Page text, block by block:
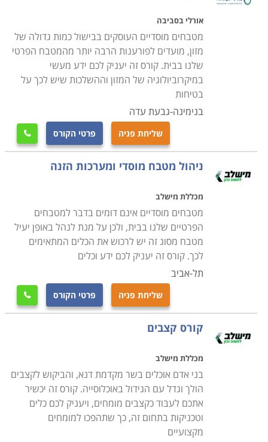
חוקים והיתרים, טריות ותברואה, תרבות האוכל בארץ ובעולם
ועוד שפע נושאים מגוונים הקשורים לתחום הקולינריה
מי קהל היעד לקורס
הלימודים מתאימים במיוחד לאלו העושים צעדים ראשונים
בתחומי האירוח, הקולינריה והמסעדנות, כמו יזמים
המעוניינים להקים ולנהל עסק בענף, זכיינים חדשים
ברשתות ואלה המעוניינים לפתוח בתי קפה, ברים
וקונדיטוריות. הקורס הזה מתאים גם לבעלי עסקים פעילים.
בקורס יילמדו גם איתור מקומות לפתיחת העסק, מאפייני
צריכה, כיצד לבנות תפריט מיוחד למסעדות, ופרמטרים
כלכליים כמו שיטות לרווחיות, תמחור, עלויות ועוד. גם נהלים
ושיטות נלמדים בקורס, טיפול במשאבי האנוש, הגדרת
תפקידים, שיטות בקרה, מעקב איכויות, נהלים של פתיחת
משמרת, ונהלים של פתיחת מטבח.
מה עוד נלמד במסלול
בקורס נלמדות הדרכים והצרכים החיוניים לשם השגת רישוי
עסקי מזון והדרך לקבלת אישורים לעסק ודורשים הרשאות
מצד גורמים כמו משרד הבריאות ומכבי האש, סוגי הציוד
במטבח כמו שימוש ואחזקה תקינים, מערך הניקיון בעסק,
תחזוקת מחסן ומלאים, כמו גם תכנון נכון של הציוד והסחורה.
הקורס מקנה ליזמים את הידע הנדרש בתחומים של עלויות
המזון והמשקאות, ניהול המטבח וצוות העובדים, ניהול מלאי,
תמחור, מחשוב ובניית תפריטים שיימשכו סועדים.
אורלי בסביבה
מטבחים מוסדיים העוסקים בבישול כמות גדולה של
מזון, מועדים לפורענות הרבה יותר מהמטבח הפרטי
שלנו בבית. קורס זה יעניק לכם ידע מעשי
במיקרוביולוגיה של המזון וההשלכות שיש לכך על
בטיחות
בנימינה-גבעת עדה
שליחת פניה פרטי הקורס 
ניהול מטבח מוסדי ומערכות הזנה
מכללת מישלב
מטבחים מוסדיים אינם דומים בדבר למטבחים
הפרטיים שלנו בבית, ולכן על מנת לנהל באופן יעיל
מטבח מסוג זה יש לרכוש את הכלים המתאימים
לכך. קורס זה יעניק לכם ידע וכלים
תל-אביב
שליחת פניה פרטי הקורס 
קורס קצבים
מכללת מישלב
בני אדם אוכלים בשר מקדמת דנא, והביקוש לקצבים
הולך וגדל עם הגידול באוכלוסייה. קורס זה יכשיר
אתכם לעבוד כקצבים מומחים, ויעניק לכם כלים
וטכניקות בתחום זה, כך שתהפכו למומחים
מקצועיים